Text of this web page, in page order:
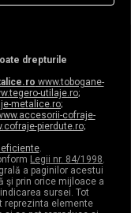
drepturile
www.tobogane-
utilaje.ro;
metalice.ro;
cofraje-
pierdute.ro;
.
Legii nr. 84/1998.
a paginilor acestui
şi prin orice mijloace a
sursei. Tot
reprezinta elemente